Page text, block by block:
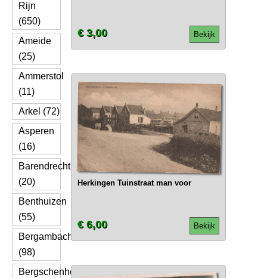
Rijn
(650)
Ameide
(25)
Ammerstol
(11)
Arkel (72)
Asperen
(16)
Barendrecht
(20)
Benthuizen
(55)
Bergambacht
(98)
Bergschenhoek
Bekijk
€ 3,00
Herkingen Tuinstraat man voor
Bekijk
€ 6,00